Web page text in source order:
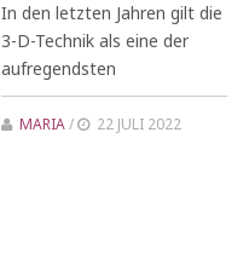
In den letzten Jahren gilt die
3-D-Technik als eine der
aufregendsten
MARIA/ 22 JULI 2022